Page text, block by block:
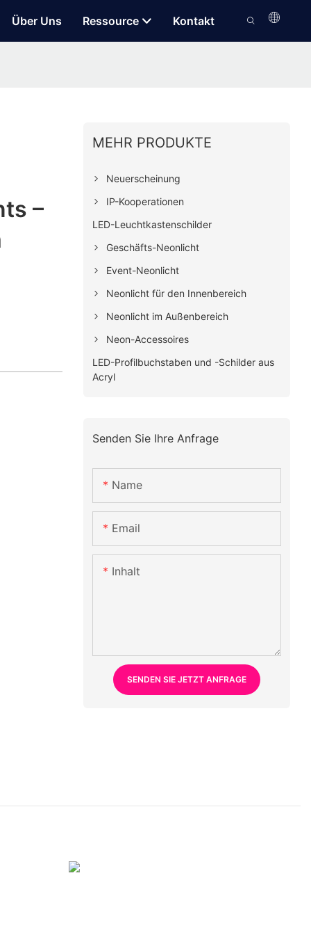
Über Uns Ressource Kontakt
–
MEHR PRODUKTE
Neuerscheinung
IP-Kooperationen
LED-Leuchtkastenschilder
Geschäfts-Neonlicht
Event-Neonlicht
Neonlicht für den Innenbereich
Neonlicht im Außenbereich
Neon-Accessoires
LED-Profilbuchstaben und -Schilder aus
Acryl
Senden Sie Ihre Anfrage
Name
Email
Inhalt
SENDEN SIE JETZT ANFRAGE